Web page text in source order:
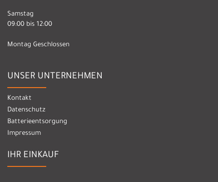
Samstag
09:00 bis 12:00
Montag Geschlossen
UNSER UNTERNEHMEN
Kontakt
Datenschutz
Batterieentsorgung
Impressum
IHR EINKAUF